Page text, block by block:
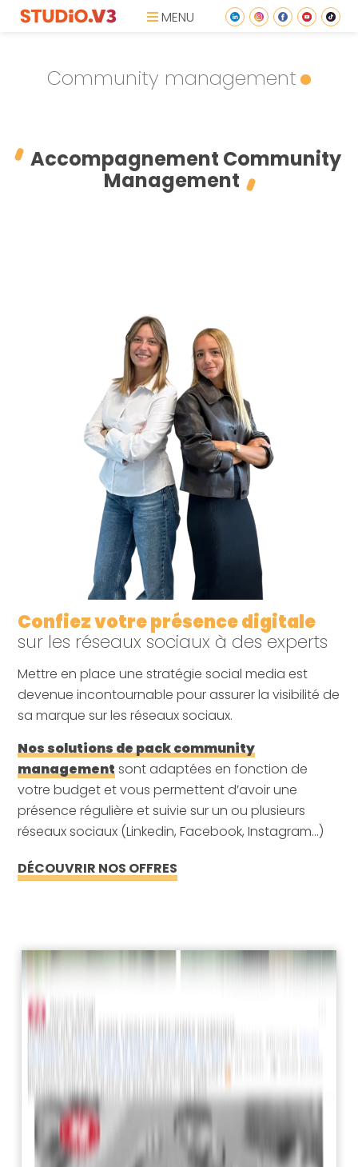
MENU
Community management
Accompagnement Community
Management
Confiez votre présence digitale
sur les réseaux sociaux à des experts
Mettre en place une stratégie social media est
devenue incontournable pour assurer la visibilité de
sa marque sur les réseaux sociaux.
Nos solutions de pack community
managementsont adaptées en fonction de
votre budget et vous permettent d’avoir une
présence régulière et suivie sur un ou plusieurs
réseaux sociaux (Linkedin, Facebook, Instagram…)
DÉCOUVRIR NOS OFFRES